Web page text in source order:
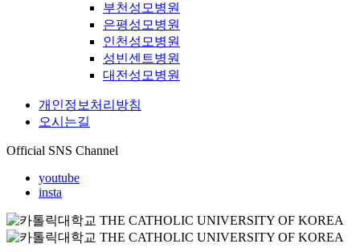
부천성모병원
은평성모병원
인천성모병원
성빈센트병원
대전성모병원
개인정보처리방침
오시는길
Official SNS Channel
youtube
insta